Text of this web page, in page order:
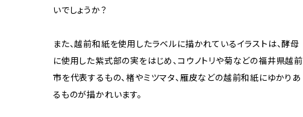
いでしょうか？
また、越前和紙を使用したラベルに描かれているイラストは、酵母
に使用した紫式部の実をはじめ、コウノトリや菊などの福井県越前
市を代表するもの、楮やミツマタ、雁皮などの越前和紙にゆかりあ
るものが描かれいます。